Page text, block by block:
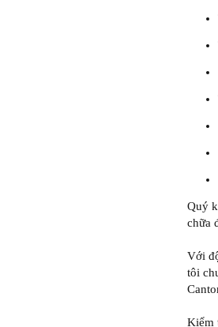
Quý
chữa
Với
tôi
Kiểm